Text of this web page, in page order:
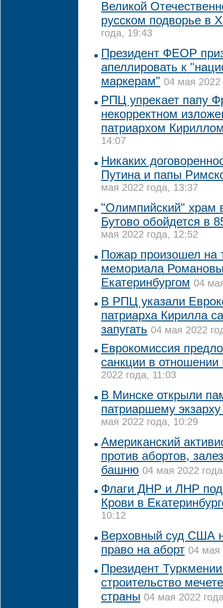
Великой
русском подворье в
года, 19:43
Президент ФЕОР
апеллировать к
маркерам" 04 мая 2022
РПЦ упрекает папу
некорректном
патриархом
14:07
Никаких
Путина и папы
мая 2022 года, 13:37
"Олимпийский" храм
Бутово обойдется в
мая 2022 года, 12:52
Пожар произошел на
мемориала
Екатеринбургом 04
В РПЦ указали
патриарха Кирилла
запугать 04 мая 2022
Еврокомиссия
санкции в
2022 года, 11:03
В Минске открыли
патриаршему
мая 2022 года, 10:29
Американский
против абортов,
башню 04 мая 2022
Флаги ДНР и ЛНР
Крови в
10:12
Верховный суд США
право на аборт 04 мая
Президент
строительство
страны 04 мая 2022